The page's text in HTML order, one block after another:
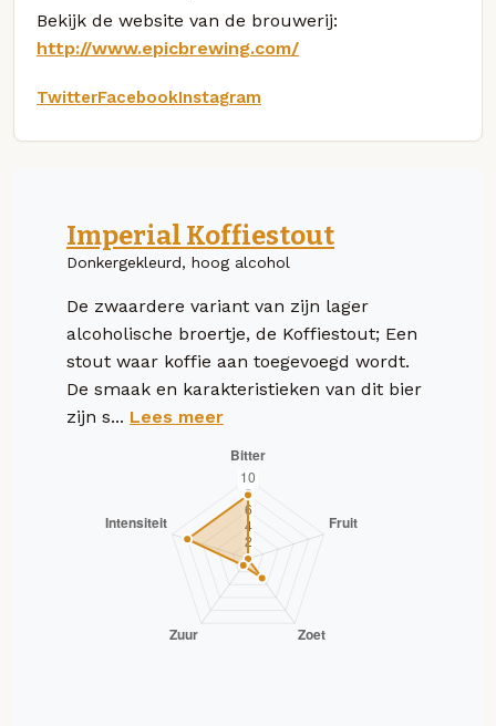
Bekijk de website van de brouwerij:
http://www.epicbrewing.com/
TwitterFacebookInstagram
Imperial Koffiestout
Donkergekleurd, hoog alcohol
De zwaardere variant van zijn lager
alcoholische broertje, de Koffiestout; Een
stout waar koffie aan toegevoegd wordt.
De smaak en karakteristieken van dit bier
zijn s... Lees meer